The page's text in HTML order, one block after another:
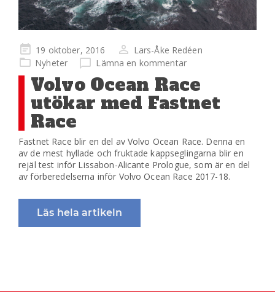
Publicerad
på
19 oktober, 2016
Lars-Åke Redéen
Nyheter
Lämna en kommentar
Volvo Ocean Race
utökar med Fastnet
Race
Fastnet Race blir en del av Volvo Ocean Race. Denna en
av de mest hyllade och fruktade kappseglingarna blir en
rejäl test inför Lissabon-Alicante Prologue, som är en del
av förberedelserna inför Volvo Ocean Race 2017-18.
Läs hela artikeln